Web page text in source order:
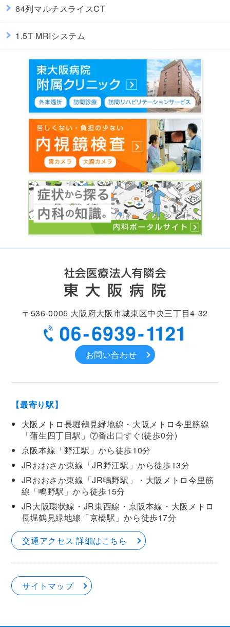
64列マルチスライスCT
1.5T MRIシステム
〒536-0005 大阪府大阪市城東区中央三丁目4-32
お問い合わせ
【最寄り駅】
大阪メトロ長堀鶴見緑地線・大阪メトロ今里筋線
「蒲生四丁目駅」⑦番出口すぐ(徒歩0分)
京阪本線「野江駅」から徒歩10分
JRおおさか東線「JR野江駅」から徒歩13分
JRおおさか東線「JR鴫野駅」・大阪メトロ今里筋
線「鴫野駅」から徒歩15分
JR大阪環状線・JR東西線・京阪本線・大阪メトロ
長堀鶴見緑地線「京橋駅」から徒歩17分
交通アクセス 詳細はこちら
サイトマップ